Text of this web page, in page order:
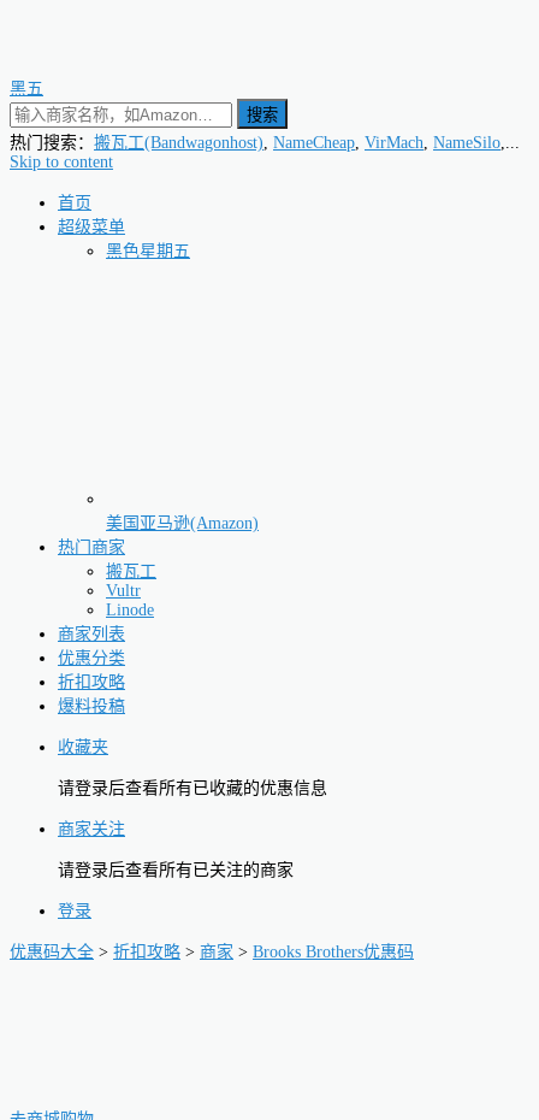
黑五
搜索
热门搜索： 搬瓦工(Bandwagonhost), NameCheap, VirMach, NameSilo,...
Skip to content
首页
超级菜单
黑色星期五
美国亚马逊(Amazon)
热门商家
搬瓦工
Vultr
Linode
商家列表
优惠分类
折扣攻略
爆料投稿
收藏夹
请登录后查看所有已收藏的优惠信息
商家关注
请登录后查看所有已关注的商家
登录
优惠码大全 > 折扣攻略 > 商家 > Brooks Brothers优惠码